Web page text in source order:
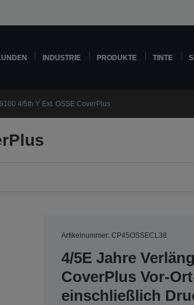
INDUSTRIE PRODUKTE TINTE
4/5th Y Ext. OSSE CoverPlus
Artikelnummer: CP45OSSECL38
4/5E Jahre
CoverPlus Vor-
einschließlich